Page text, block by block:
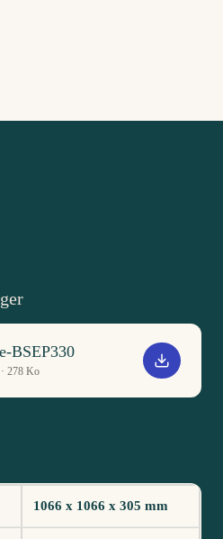
BSEP330
278 Ko
1066 x 1066 x 305 mm